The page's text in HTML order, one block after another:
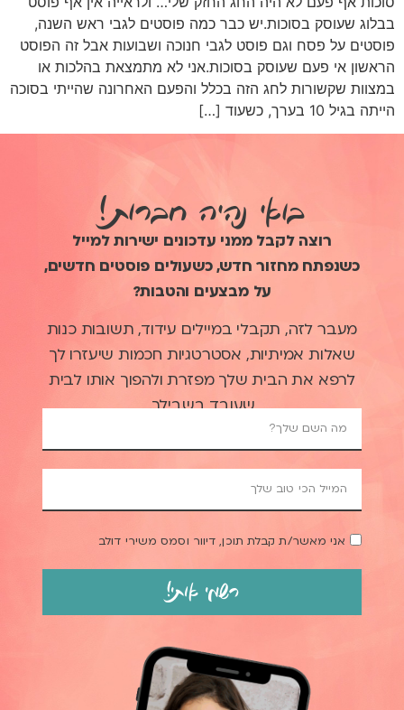
בבלוג שעוסק בסוכות.יש כבר כמה פוסטים לגבי ראש השנה,
פוסטים על פסח וגם פוסט לגבי חנוכה ושבועות אבל זה הפוסט
הראשון אי פעם שעוסק בסוכות.אני לא מתמצאת בהלכות או
במצוות שקשורות לחג הזה בכלל והפעם האחרונה שהייתי בסוכה
הייתה בגיל 10 בערך, כשעוד […]
בואי נהיה חברות!
רוצה לקבל ממני עדכונים ישירות למייל
כשנפתח מחזור חדש, כשעולים פוסטים חדשים,
על מבצעים והטבות?
מעבר לזה, תקבלי במיילים עידוד, תשובות כנות
שאלות אמיתיות, אסטרטגיות חכמות שיעזרו לך
לרפא את הבית שלך מפזרת ולהפוך אותו לבית
שעובד בשבילך.
אני מאשר/ת קבלת תוכן, דיוור וסמס משירי דולב
רשמי אותי!